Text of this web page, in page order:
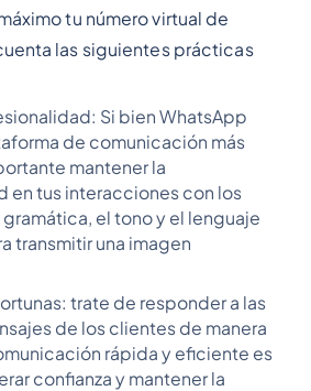
tu número virtual de
las siguientes prácticas
Si bien WhatsApp
de comunicación más
mantener la
en tus interacciones con los
el tono y el lenguaje
transmitir una imagen
trate de responder a las
de los clientes de manera
rápida y eficiente es
confianza y mantener la